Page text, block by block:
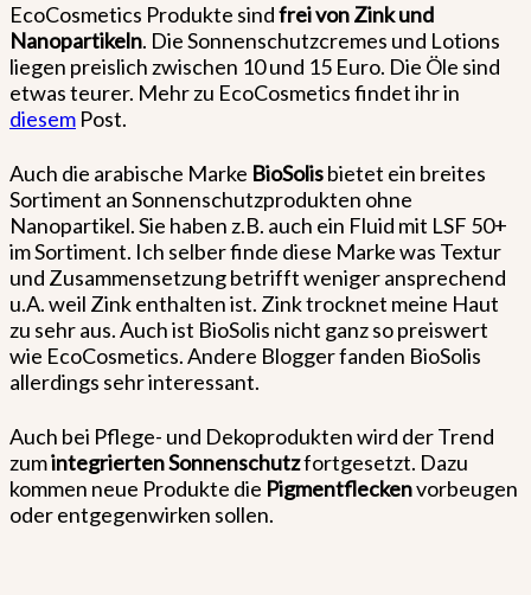
EcoCosmetics Produkte sindfrei von Zink und
Nanopartikeln. Die Sonnenschutzcremes und Lotions
liegen preislich zwischen 10 und 15 Euro. Die Öle sind
etwas teurer. Mehr zu EcoCosmetics findet ihr in
diesem Post.
Auch die arabische Marke BioSolisbietet ein breites
Sortiment an Sonnenschutzprodukten ohne
Nanopartikel. Sie haben z.B. auch ein Fluid mit LSF 50+
im Sortiment. Ich selber finde diese Marke was Textur
und Zusammensetzung betrifft weniger ansprechend
u.A. weil Zink enthalten ist. Zink trocknet meine Haut
zu sehr aus. Auch ist BioSolis nicht ganz so preiswert
wie EcoCosmetics. Andere Blogger fanden BioSolis
allerdings sehr interessant.
Auch bei Pflege- und Dekoprodukten wird der Trend
zumintegrierten Sonnenschutzfortgesetzt. Dazu
kommen neue Produkte die Pigmentfleckenvorbeugen
oder entgegenwirken sollen.